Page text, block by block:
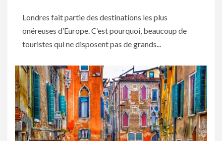
Londres fait partie des destinations les plus
onéreuses d’Europe. C’est pourquoi, beaucoup de
touristes qui ne disposent pas de grands...